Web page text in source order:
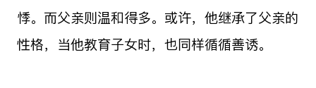
悸。而父亲则温和得多。或许，他继承了父亲的
性格，当他教育子女时，也同样循循善诱。